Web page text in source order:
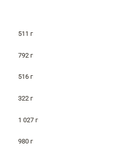
511 г
792 г
516 г
322 г
1 027 г
980 г